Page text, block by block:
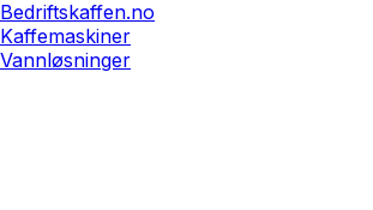
Bedriftskaffen.no
Kaffemaskiner
Vannløsninger